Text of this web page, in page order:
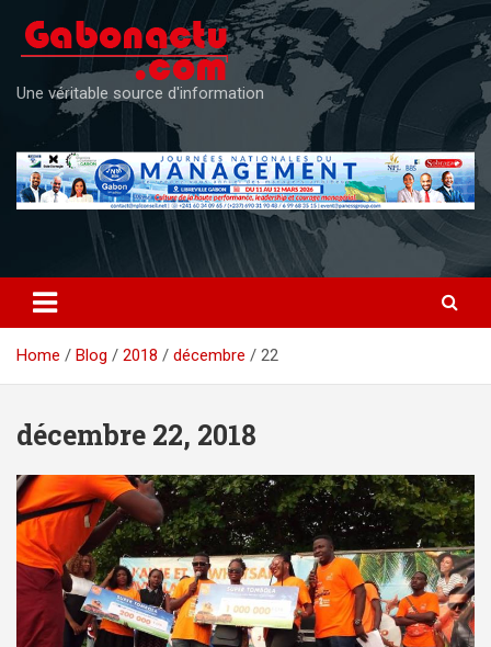
content
Une véritable source d'information
Home Blog 2018 décembre 22
décembre 22, 2018